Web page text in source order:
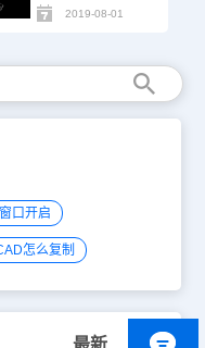
2019-08-01
口开启
怎么复制
最新